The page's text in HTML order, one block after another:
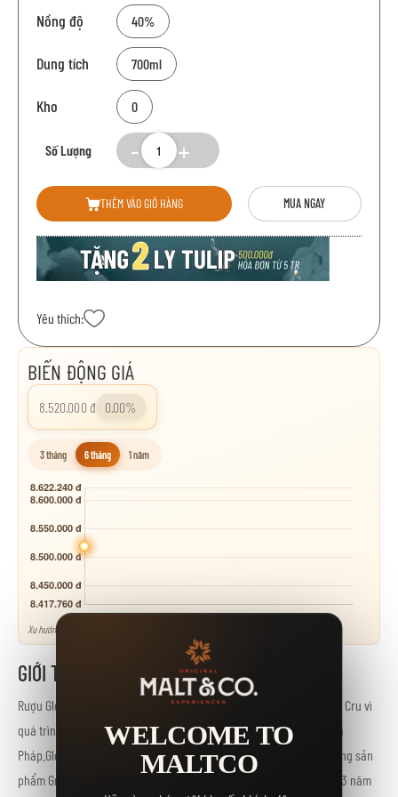
Nồng độ 40%
Dung tích 700ml
Kho 0
Số Lượng
THÊM VÀO GIỎ HÀNG MUA NGAY
Yêu thích:
BIẾN ĐỘNG GIÁ
8.520.000 đ 0.00%
3 tháng 6 tháng 1 năm
Xu hướng tham khảo - neo theo các mốc giá niêm yết.
GIỚI THIỆU
Rượu Glenfiddich Grand Cru 23 năm. Sở dĩ nó được đặt tên là Grand Cru vì
quá trình trưởng thành một phần trong thùng rượu vang Cuvée của
Pháp.Glenfiddich Grand Cru 23 Year là sản phẩm đầu tiên trong dòng sản
phẩm Grand được phát hành bởi thương hiệu. Single malt ủ trong 23 năm
WELCOME TO
MALTCO